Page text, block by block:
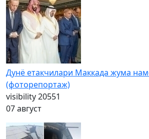
Дунё етакчилари Маккада жума
(фоторепортаж)
visibility20551
07 август